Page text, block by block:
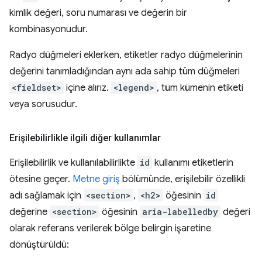
kimlik değeri, soru numarası ve değerin bir
kombinasyonudur.
Radyo düğmeleri eklerken, etiketler radyo düğmelerinin
değerini tanımladığından aynı ada sahip tüm düğmeleri
<fieldset> içine alırız. <legend> , tüm kümenin etiketi
veya sorusudur.
Erişilebilirlikle ilgili diğer kullanımlar
Erişilebilirlik ve kullanılabilirlikte id kullanımı etiketlerin
ötesine geçer. Metne giriş bölümünde, erişilebilir özellikli
adı sağlamak için <section> , <h2> öğesinin id
değerine <section> öğesinin aria-labelledby değeri
olarak referans verilerek bölge belirgin işaretine
dönüştürüldü: